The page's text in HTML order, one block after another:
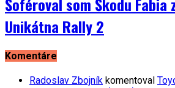
Unikátna Rally 2
Komentáre
Radoslav Zbojník komentoval